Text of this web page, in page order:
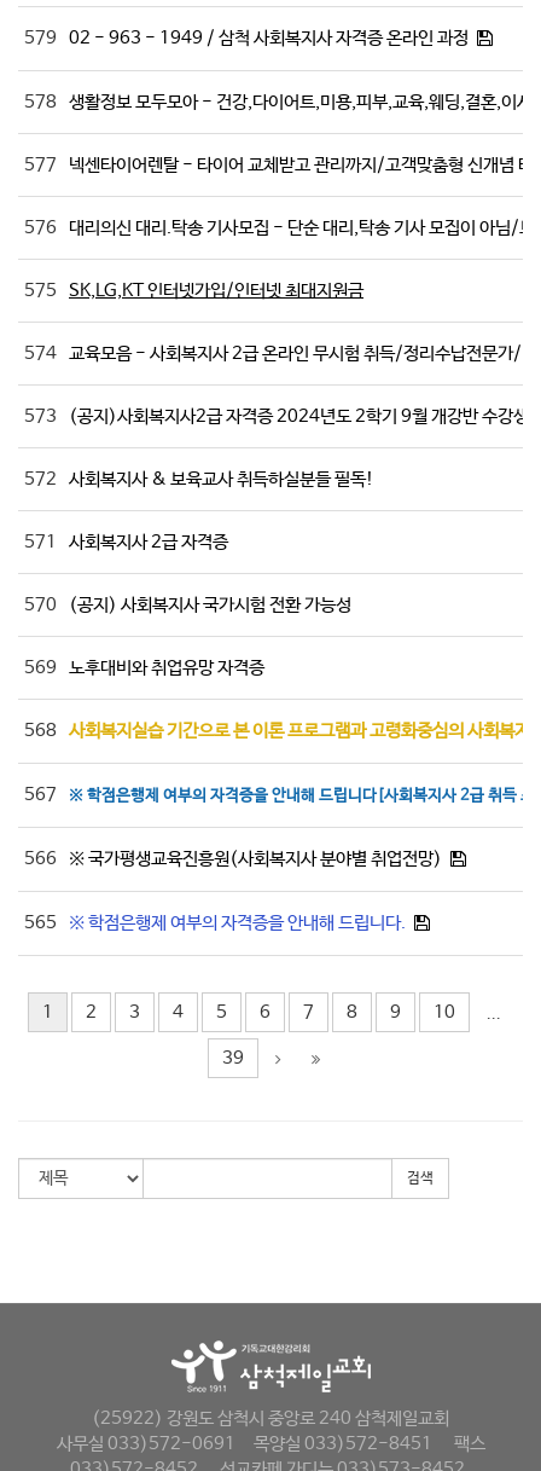
579 02 - 963 - 1949 / 삼척 사회복지사 자격증 온라인 과정
578 생활정보 모두모아 - 건강,다이어트,미용,피부,교육,웨딩,결혼,이사
577 넥센타이어렌탈 - 타이어 교체받고 관리까지/고객맞춤형 신개념 타
576 대리의신 대리.탁송 기사모집 - 단순 대리,탁송 기사 모집이 아님/
575 SK,LG,KT 인터넷가입/인터넷 최대지원금
574 교육모음 - 사회복지사 2급 온라인 무시험 취득/정리수납전문가/
573 (공지)사회복지사2급 자격증 2024년도 2학기 9월 개강반 수강생
572 사회복지사 & 보육교사 취득하실분들 필독!
571 사회복지사 2급 자격증
570 (공지) 사회복지사 국가시험 전환 가능성
569 노후대비와 취업유망 자격증
568 사회복지실습 기간으로 본 이론 프로그램과 고령화중심의 사회복
567 ※ 학점은행제 여부의 자격증을 안내해 드립니다[사회복지사 2급 취득 조
566 ※ 국가평생교육진흥원(사회복지사 분야별 취업전망)
565 ※ 학점은행제 여부의 자격증을 안내해 드립니다.
1 2 3 4 5 6 7 8 9 10 ...
39
검색
(25922) 강원도 삼척시 중앙로 240 삼척제일교회
사무실 033)572-0691
목양실 033)572-8451
팩스